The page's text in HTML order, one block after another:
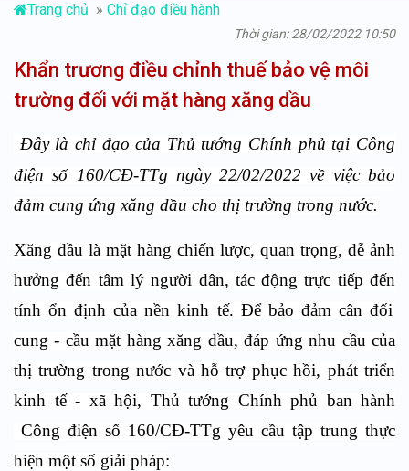
Trang chủ » Chỉ đạo điều hành
Thời gian: 28/02/2022 10:50
Khẩn trương điều chỉnh thuế bảo vệ môi
trường đối với mặt hàng xăng dầu
Đây là chỉ đạo của Thủ tướng Chính phủ tại Công
điện số 160/CĐ-TTg ngày 22/02/2022 về việc bảo
đảm cung ứng xăng dầu cho thị trường trong nước.
Xăng dầu là mặt hàng chiến lược, quan trọng, dễ ảnh
hưởng đến tâm lý người dân, tác động trực tiếp đến
tính ổn địnhcủa nềnkinh tế. Để bảo đảm cân đối
cung- cầu mặt hàng xăng dầu, đáp ứng nhu cầu của
thị trường trong nước và hỗ trợ phục hồi, phát triển
kinh tế - xã hội, Thủ tướng Chính phủ ban hành
Công điện số 160/CĐ-TTg yêu cầu tập trung thực
hiện một số giải pháp: